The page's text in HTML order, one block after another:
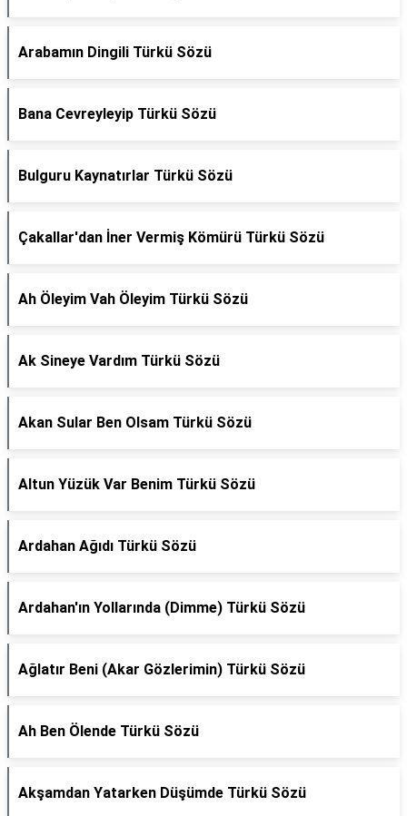
Arabamın Dingili Türkü Sözü
Bana Cevreyleyip Türkü Sözü
Bulguru Kaynatırlar Türkü Sözü
Çakallar'dan İner Vermiş Kömürü Türkü Sözü
Ah Öleyim Vah Öleyim Türkü Sözü
Ak Sineye Vardım Türkü Sözü
Akan Sular Ben Olsam Türkü Sözü
Altun Yüzük Var Benim Türkü Sözü
Ardahan Ağıdı Türkü Sözü
Ardahan'ın Yollarında (Dimme) Türkü Sözü
Ağlatır Beni (Akar Gözlerimin) Türkü Sözü
Ah Ben Ölende Türkü Sözü
Akşamdan Yatarken Düşümde Türkü Sözü